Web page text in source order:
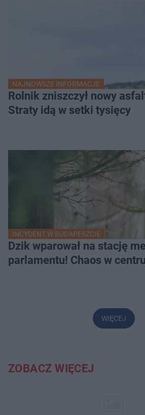
NAJNOWSZE INFORMACJE
Rolnik zniszczył nowy
Straty idą w setki tysięcy
INCYDENT W BUDAPESZCIE
Dzik wparował na stację
parlamentu! Chaos w
WIĘCEJ
ZOBACZ WIĘCEJ